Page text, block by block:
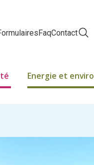
FaqContact
Energie et